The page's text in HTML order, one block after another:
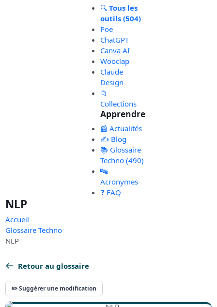
🔍 Tous les
outils (504)
Poe
ChatGPT
Canva AI
Wooclap
Claude
Design
📁
Collections
Apprendre
📰 Actualités
✍️ Blog
📚 Glossaire
Techno (490)
🔤
Acronymes
❓ FAQ
NLP
Accueil
Glossaire Techno
NLP
Retour au glossaire
✏️ Suggérer une modification